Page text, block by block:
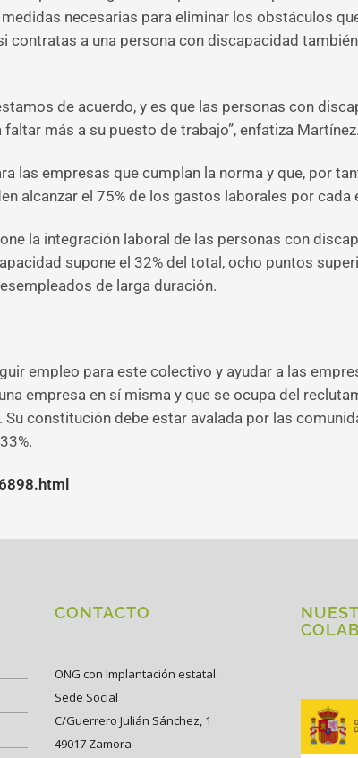
necesarias para eliminar los obstáculos
a una persona con discapacidad
de acuerdo, y es que las personas con
más a su puesto de trabajo”, enfatiza Martínez.
las empresas que cumplan la norma y que, por
alcanzar el 75% de los gastos laborales por cada
la integración laboral de las personas con
supone el 32% del total, ocho puntos
de larga duración.
empleo para este colectivo y ayudar a las
empresa en sí misma y que se ocupa del
constitución debe estar avalada por las
CONTACTO
ONG con Implantación estatal.
Sede Social
C/Guerrero Julián Sánchez, 1
49017 Zamora